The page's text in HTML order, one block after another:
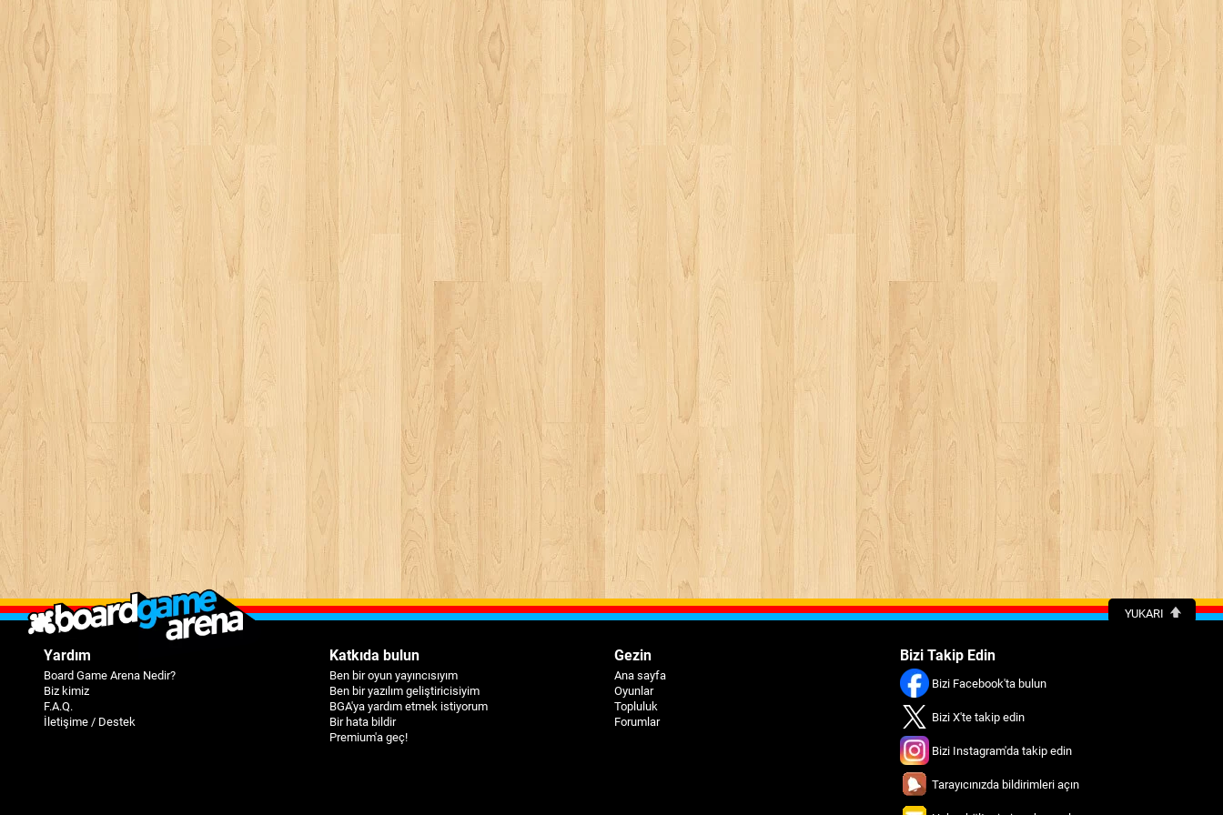
YUKARI
Yardım
Board Game Arena Nedir?
Biz kimiz
F.A.Q.
İletişime / Destek
Katkıda bulun
Ben bir oyun yayıncısıyım
Ben bir yazılım geliştiricisiyim
BGA'ya yardım etmek istiyorum
Bir hata bildir
Premium'a geç!
Gezin
Ana sayfa
Oyunlar
Topluluk
Forumlar
Bizi Takip Edin
Bizi Facebook'ta bulun
Bizi X'te takip edin
Bizi Instagram'da takip edin
Tarayıcınızda bildirimleri açın